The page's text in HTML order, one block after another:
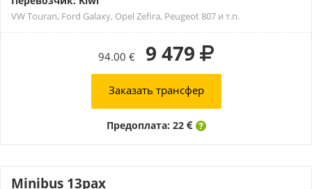
VW Touran, Ford Galaxy, Opel Zefira, Peugeot 807 и т.п.
94.00 € 9 479
Заказать трансфер
Предоплата: 22
Minibus 13pax